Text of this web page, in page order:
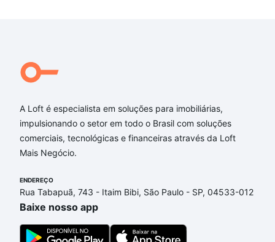
A Loft é especialista em soluções para imobiliárias,
impulsionando o setor em todo o Brasil com soluções
comerciais, tecnológicas e financeiras através da Loft
Mais Negócio.
ENDEREÇO
Rua Tabapuã, 743 - Itaim Bibi, São Paulo - SP, 04533-012
Baixe nosso app